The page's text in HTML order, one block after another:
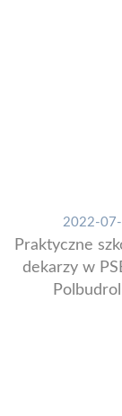
2022-
Praktyczne
dekarzy w